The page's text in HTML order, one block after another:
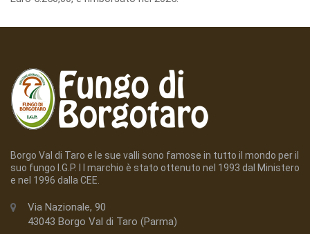
Borgo Val di Taro e le sue valli sono famose in tutto il mondo per il
suo fungo I.G.P. I l marchio è stato ottenuto nel 1993 dal Ministero
e nel 1996 dalla CEE.
Via Nazionale, 90
43043 Borgo Val di Taro (Parma)